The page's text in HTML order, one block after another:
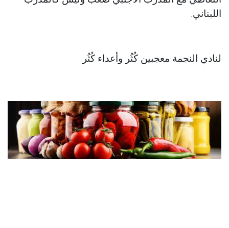
اللبناني.
لنادي النجمة معجبين كُثُر وأعداء كُثُر.